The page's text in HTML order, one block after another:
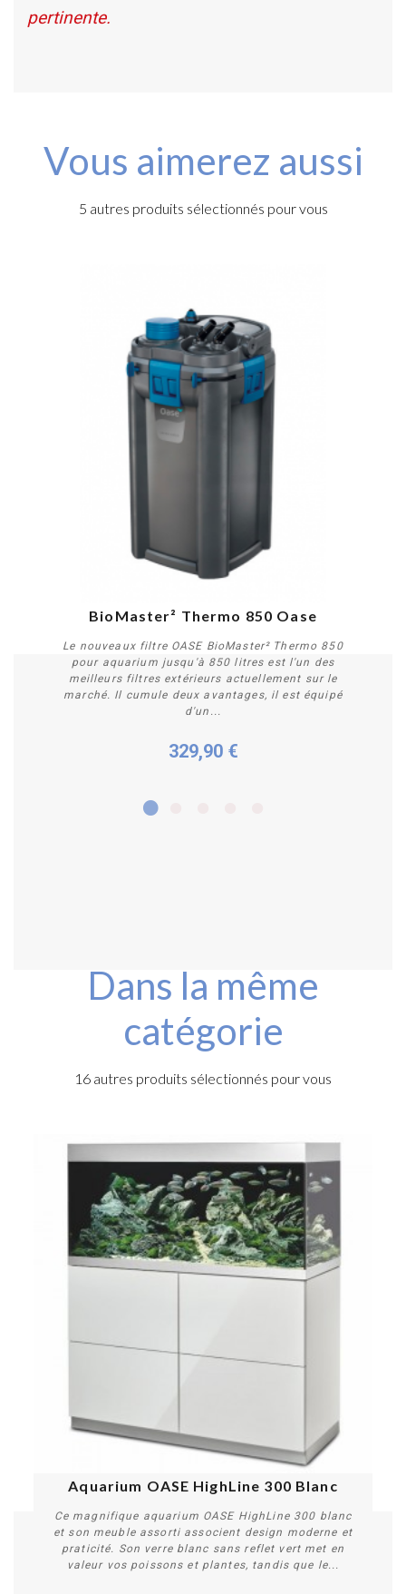
pertinente.
Vous aimerez aussi
5 autres produits sélectionnés pour vous
Acheter
BioMaster² Thermo 850 Oase
Le nouveaux filtre OASE BioMaster² Thermo 850
pour aquarium jusqu'à 850 litres est l'un des
meilleurs filtres extérieurs actuellement sur le
marché. Il cumule deux avantages, il est équipé
d'un...
329,90 €
Dans la même
catégorie
16 autres produits sélectionnés pour vous
Aquarium OASE HighLine 300 Blanc
Ce magnifique aquarium OASE HighLine 300 blanc
et son meuble assorti associent design moderne et
praticité. Son verre blanc sans reflet vert met en
valeur vos poissons et plantes, tandis que le...